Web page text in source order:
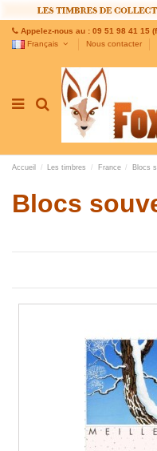
Appelez-nous au : 09 51 98 41 15
Français
Nous contacter
Accueil Les timbres France Blocs
Blocs